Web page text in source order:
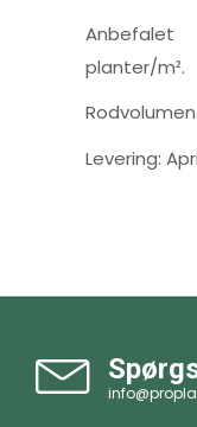
planter/m².
Levering: